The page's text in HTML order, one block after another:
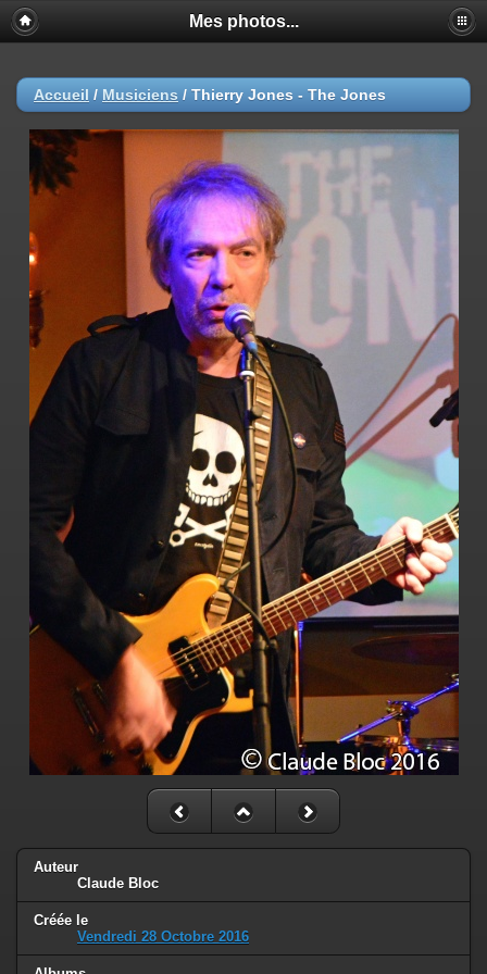
Mes photos...
Accueil / Musiciens / Thierry Jones - The Jones
Auteur
Claude Bloc
Créée le
Vendredi 28 Octobre 2016